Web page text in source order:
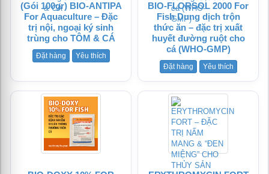
(Gói 100gr) BIO-ANTIPA
For Aquaculture – Đặc
trị nội, ngoại ký sinh
trùng cho TÔM & CÁ
Đặt hàng Yêu thích
BIO-FLORSOL 2000 For
Fish Dung dịch trộn
thức ăn – đặc trị xuất
huyết đường ruột cho
cá (WHO-GMP)
Đặt hàng Yêu thích